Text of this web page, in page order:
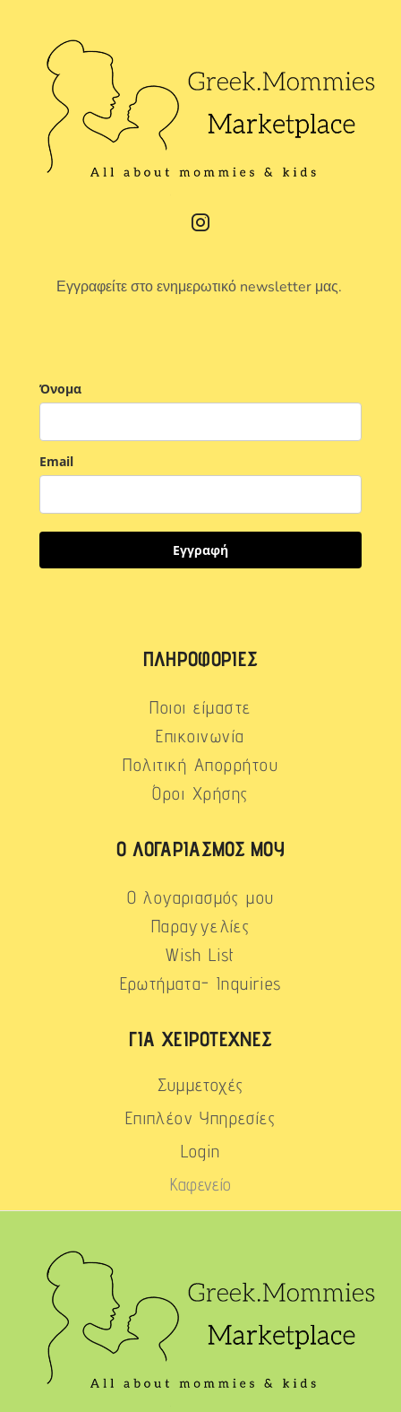
Εγγραφείτε στο ενημερωτικό newsletter μας.
Όνομα
Email
Εγγραφή
ΠΛΗΡΟΦΟΡΊΕΣ
Ποιοι είμαστε
Επικοινωνία
Πολιτική Απορρήτου
Όροι Χρήσης
Ο ΛΟΓΑΡΙΑΣΜΌΣ ΜΟΥ
Ο λογαριασμός μου
Παραγγελίες
Wish List
Ερωτήματα- Inquiries
ΓΙΑ ΧΕΙΡΟΤΈΧΝΕΣ
Συμμετοχές
Επιπλέον Υπηρεσίες
Login
Καφενείο